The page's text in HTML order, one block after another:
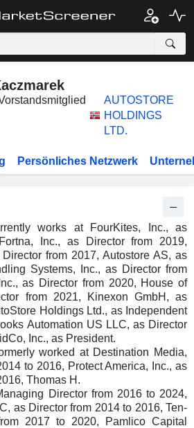
AUTOSTORE
HOLDINGS
LTD.
Persönliches Netzwerk
works at FourKites, Inc., as
Inc., as Director from 2019,
from 2017, Autostore AS, as
Systems, Inc., as Director from
as Director from 2020, House of
from 2021, Kinexon GmbH, as
Holdings Ltd., as Independent
Automation US LLC, as Director
Inc., as President.
worked at Destination Media,
to 2016, Protect America, Inc., as
Thomas H.
Director from 2016 to 2024,
as Director from 2014 to 2016, Ten-
2017 to 2020, Pamlico Capital